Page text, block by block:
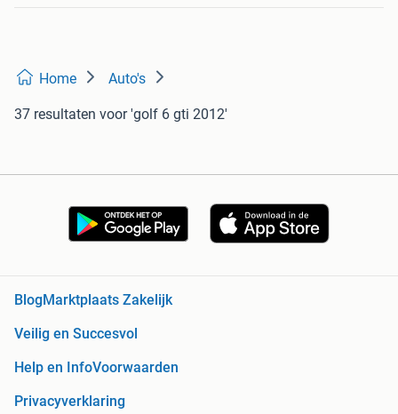
Home Auto's
37 resultaten voor 'golf 6 gti 2012'
Blog Marktplaats Zakelijk
Veilig en Succesvol
Help en InfoVoorwaarden
Privacyverklaring